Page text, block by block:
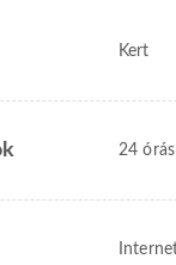
Kert
24